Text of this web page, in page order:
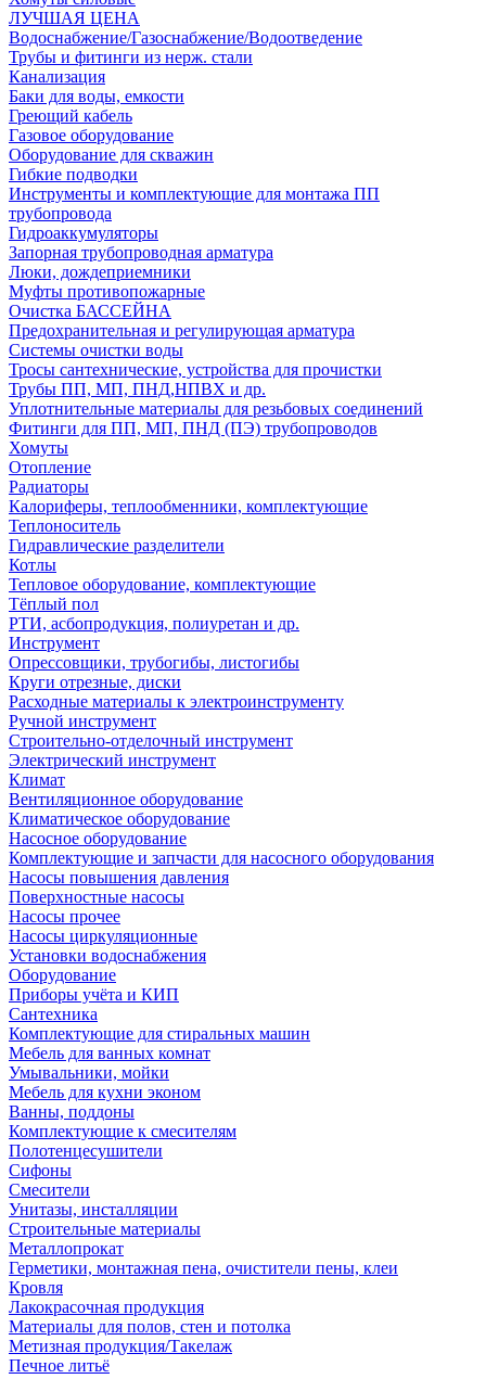
ЛУЧШАЯ ЦЕНА
Водоснабжение/Газоснабжение/Водоотведение
Трубы и фитинги из нерж. стали
Канализация
Баки для воды, емкости
Греющий кабель
Газовое оборудование
Оборудование для скважин
Гибкие подводки
Инструменты и комплектующие для монтажа ПП
трубопровода
Гидроаккумуляторы
Запорная трубопроводная арматура
Люки, дождеприемники
Муфты противопожарные
Очистка БАССЕЙНА
Предохранительная и регулирующая арматура
Системы очистки воды
Тросы сантехнические, устройства для прочистки
Трубы ПП, МП, ПНД,НПВХ и др.
Уплотнительные материалы для резьбовых соединений
Фитинги для ПП, МП, ПНД (ПЭ) трубопроводов
Хомуты
Отопление
Радиаторы
Калориферы, теплообменники, комплектующие
Теплоноситель
Гидравлические разделители
Котлы
Тепловое оборудование, комплектующие
Тёплый пол
РТИ, асбопродукция, полиуретан и др.
Инструмент
Опрессовщики, трубогибы, листогибы
Круги отрезные, диски
Расходные материалы к электроинструменту
Ручной инструмент
Строительно-отделочный инструмент
Электрический инструмент
Климат
Вентиляционное оборудование
Климатическое оборудование
Насосное оборудование
Комплектующие и запчасти для насосного оборудования
Насосы повышения давления
Поверхностные насосы
Насосы прочее
Насосы циркуляционные
Установки водоснабжения
Оборудование
Приборы учёта и КИП
Сантехника
Комплектующие для стиральных машин
Мебель для ванных комнат
Умывальники, мойки
Мебель для кухни эконом
Ванны, поддоны
Комплектующие к смесителям
Полотенцесушители
Сифоны
Смесители
Унитазы, инсталляции
Строительные материалы
Металлопрокат
Герметики, монтажная пена, очистители пены, клеи
Кровля
Лакокрасочная продукция
Материалы для полов, стен и потолка
Метизная продукция/Такелаж
Печное литьё